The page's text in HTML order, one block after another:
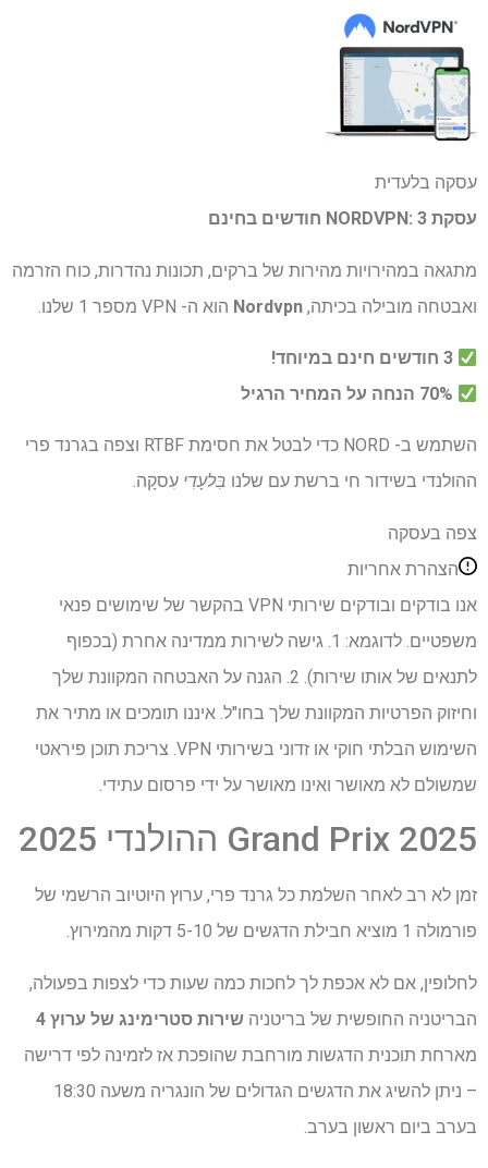
עסקה בלעדית
עסקת NORDVPN: 3 חודשים בחינם
מתגאה במהירויות מהירות של ברקים, תכונות נהדרות, כוח הזרמה
ואבטחה מובילה בכיתה, Nordvpn הוא ה- VPN מספר 1 שלנו.
3 חודשים חינם במיוחד!
השתמש ב- NORD כדי לבטל את חסימת RTBF וצפה בגרנד פרי
ההולנדי בשידור חי ברשת עם שלנו בִּלעָדִי עִסקָה.
צפה בעסקה
הצהרת אחריות
אנו בודקים ובודקים שירותי VPN בהקשר של שימושים פנאי
משפטיים. לדוגמא: 1. גישה לשירות ממדינה אחרת (בכפוף
לתנאים של אותו שירות). 2. הגנה על האבטחה המקוונת שלך
וחיזוק הפרטיות המקוונת שלך בחו"ל. איננו תומכים או מתיר את
השימוש הבלתי חוקי או זדוני בשירותי VPN. צריכת תוכן פיראטי
שמשולם לא מאושר ואינו מאושר על ידי פרסום עתידי.
Grand Prix 2025 ההולנדי 2025
זמן לא רב לאחר השלמת כל גרנד פרי, ערוץ היוטיוב הרשמי של
פורמולה 1 מוציא חבילת הדגשים של 5-10 דקות מהמירוץ.
לחלופין, אם לא אכפת לך לחכות כמה שעות כדי לצפות בפעולה,
הבריטניה החופשית של בריטניה שירות סטרימינג של ערוץ 4
מארחת תוכנית הדגשות מורחבת שהופכת אז לזמינה לפי דרישה
– ניתן להשיג את הדגשים הגדולים של הונגריה משעה 18:30
בערב ביום ראשון בערב.